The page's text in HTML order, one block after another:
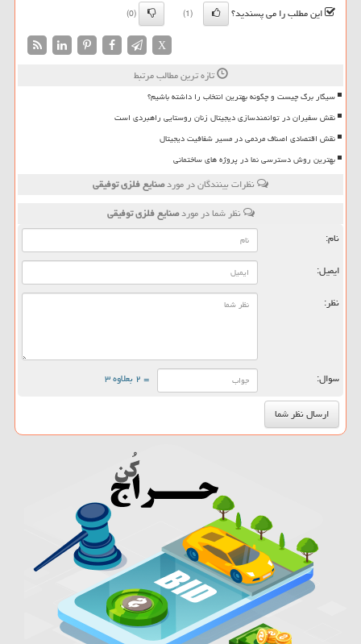
این مطلب را می پسندید؟
(1)
(0)
X
تازه ترین مطالب مرتبط
سیگار برگ چیست و چگونه بهترین انتخاب را داشته باشیم؟
نقش سفیران در توانمندسازی دیجیتال زنان روستایی راهبردی است
نقش اقتصادی اصناف مردمی در مسیر شفافیت دیجیتال
بهترین روش دسترسی نما در پروژه های ساختمانی
نظرات بینندگان در موردصنایع فلزی توفیقی
نظر شما در موردصنایع فلزی توفیقی
نام:
ایمیل:
نظر:
سوال: = ۲ بعلاوه ۳